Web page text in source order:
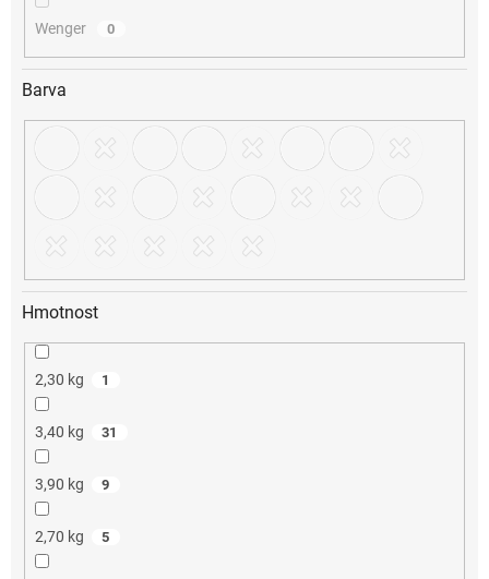
Wenger 0
Barva
Hmotnost
2,30 kg 1
3,40 kg 31
3,90 kg 9
2,70 kg 5